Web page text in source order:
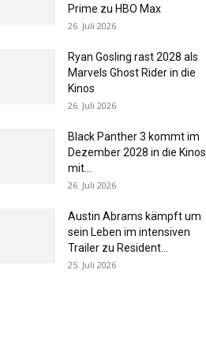
Prime zu HBO Max
26. Juli 2026
Ryan Gosling rast 2028 als
Marvels Ghost Rider in die
Kinos
26. Juli 2026
Black Panther 3 kommt im
Dezember 2028 in die Kinos
mit...
26. Juli 2026
Austin Abrams kämpft um
sein Leben im intensiven
Trailer zu Resident...
25. Juli 2026